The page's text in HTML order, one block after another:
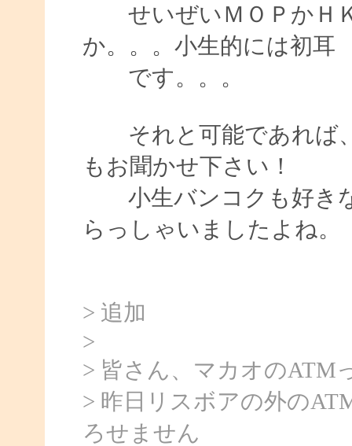
せいぜいＭＯＰかＨ
か。。。小生的には初耳
です。。
それと可能であれば、
もお聞かせ下さい！
小生バンコクも好き
らっしゃいましたよね。
> 追加
>
> 皆さん、マカオのATM
> 昨日リスボアの外の
ろせません